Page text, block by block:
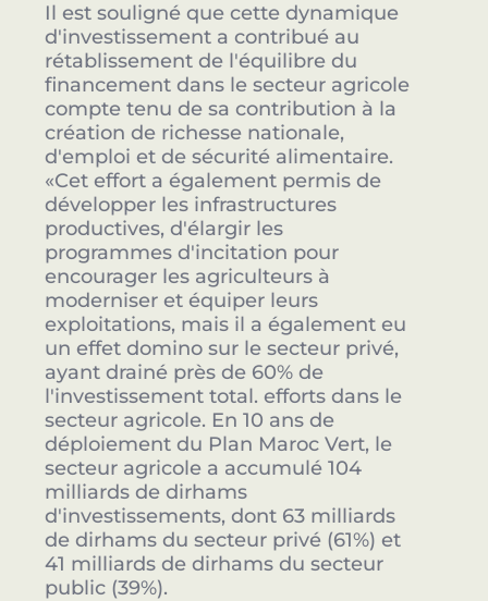
Il est souligné que cette dynamique
d'investissement a contribué au
rétablissement de l'équilibre du
financement dans le secteur agricole
compte tenu de sa contribution à la
création de richesse nationale,
d'emploi et de sécurité alimentaire.
«Cet effort a également permis de
développer les infrastructures
productives, d'élargir les
programmes d'incitation pour
encourager les agriculteurs à
moderniser et équiper leurs
exploitations, mais il a également eu
un effet domino sur le secteur privé,
ayant drainé près de 60% de
l'investissement total. efforts dans le
secteur agricole. En 10 ans de
déploiement du Plan Maroc Vert, le
secteur agricole a accumulé 104
milliards de dirhams
d'investissements, dont 63 milliards
de dirhams du secteur privé (61%) et
41 milliards de dirhams du secteur
public (39%).